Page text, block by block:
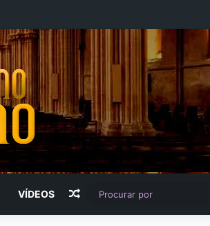
VÍDEOS Artigo aleatório